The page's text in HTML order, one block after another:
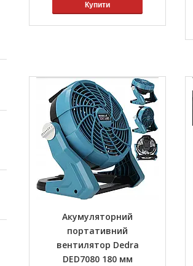
Купити
Акумуляторний
портативний
вентилятор Dedra
DED7080 180 мм